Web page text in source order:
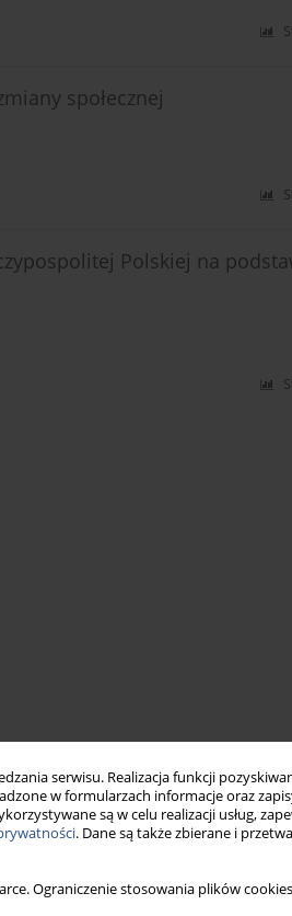
serwisu. Realizacja funkcji
w formularzach informacje oraz
są w celu realizacji usług,
. Dane są także zbierane i
Ograniczenie stosowania plików
społecznej
Polskiej na